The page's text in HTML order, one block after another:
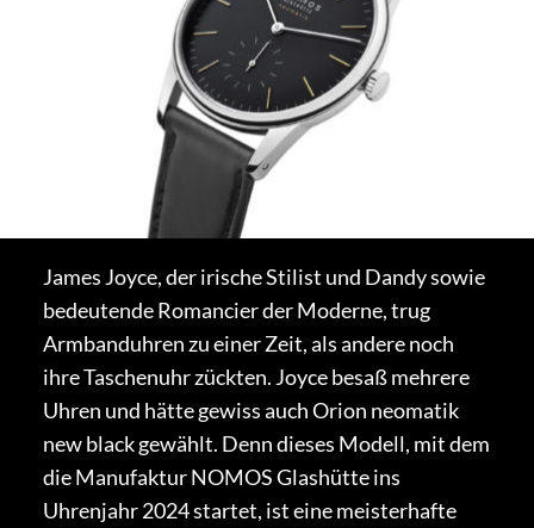
James Joyce, der irische Stilist und Dandy sowie
bedeutende Romancier der Moderne, trug
Armbanduhren zu einer Zeit, als andere noch
ihre Taschenuhr zückten. Joyce besaß mehrere
Uhren und hätte gewiss auch Orion neomatik
new black gewählt. Denn dieses Modell, mit dem
die Manufaktur NOMOS Glashütte ins
Uhrenjahr 2024 startet, ist eine meisterhafte